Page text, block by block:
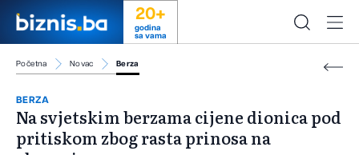
20+
godina
sa vama
Početna Novac Berza
BERZA
Na svjetskim berzama cijene dionica pod
pritiskom zbog rasta prinosa na